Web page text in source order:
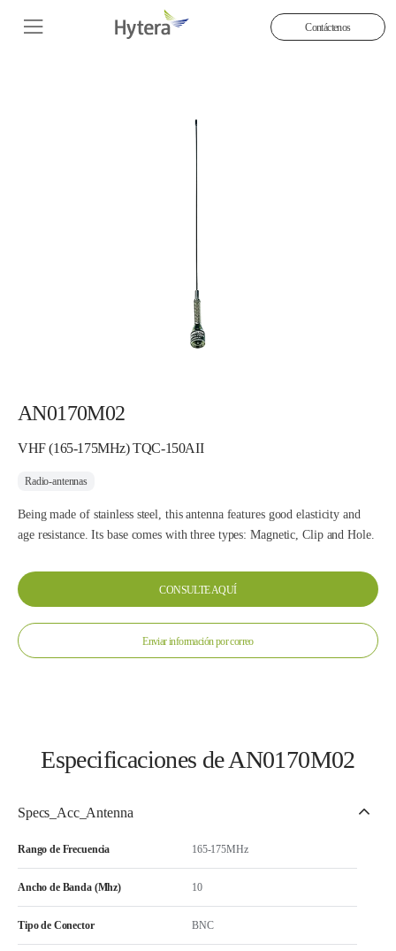
Contáctenos
AN0170M02
VHF (165-175MHz) TQC-150AII
Radio-antennas
Being made of stainless steel, this antenna features good elasticity and
age resistance. Its base comes with three types: Magnetic, Clip and Hole.
CONSULTE AQUÍ
Enviar información por correo
Especificaciones de AN0170M02
Specs_Acc_Antenna
Rango de Frecuencia 165-175MHz
Ancho de Banda (Mhz) 10
Tipo de Conector BNC